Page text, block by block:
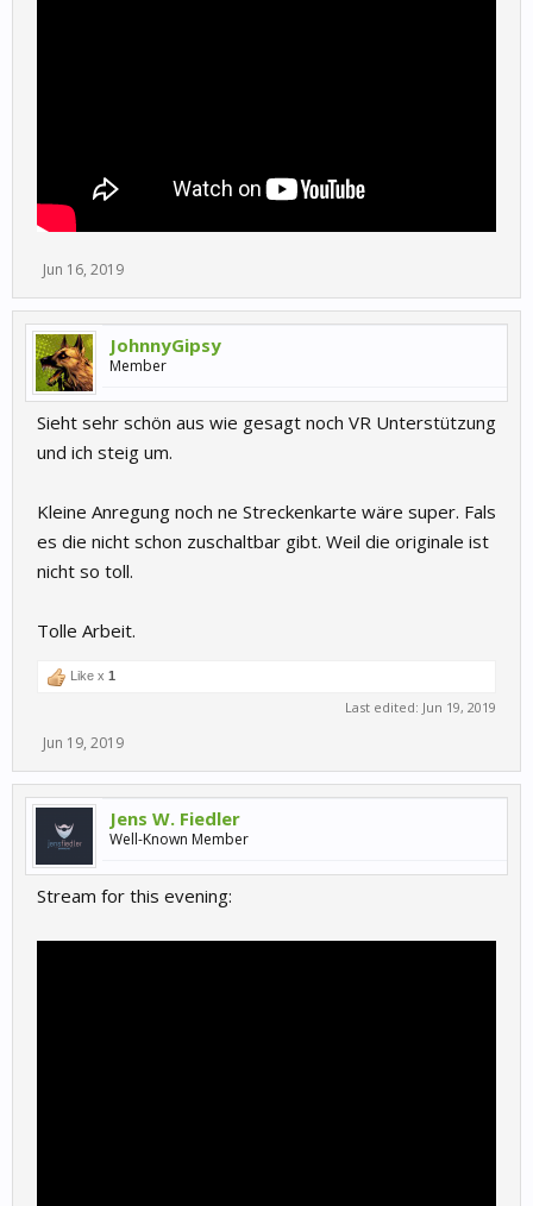
Jun 16, 2019
JohnnyGipsy
Member
Sieht sehr schön aus wie gesagt noch VR Unterstützung
und ich steig um.
Kleine Anregung noch ne Streckenkarte wäre super. Fals
es die nicht schon zuschaltbar gibt. Weil die originale ist
nicht so toll.
Tolle Arbeit.
Like x 1
Last edited: Jun 19, 2019
Jun 19, 2019
Jens W. Fiedler
Well-Known Member
Stream for this evening: